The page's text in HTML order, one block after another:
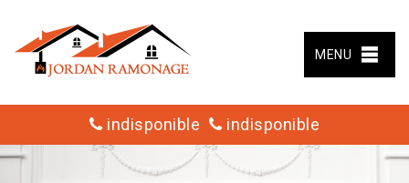
MENU
indisponible indisponible